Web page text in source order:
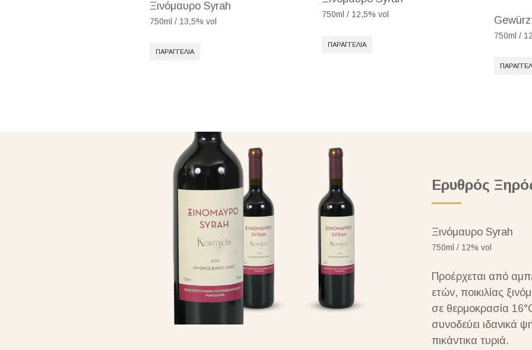
Ξινόμαυρο Syrah
750ml / 13,5% vol
ΠΑΡΑΓΓΕΛΊΑ
750ml / 12,5% vol
ΠΑΡΑΓΓΕΛΊΑ
750ml /
Ερυθρός
Ξινόμαυρο Syrah
750ml / 12% vol
Προέρχεται από
ετών, ποικιλίας
σε θερμοκρασία
συνοδεύει ιδανικά
πικάντικα τυριά.